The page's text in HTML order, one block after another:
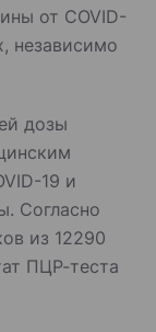
от COVID-
независимо
дозы
19 и
Согласно
из 12290
ПЦР-теста